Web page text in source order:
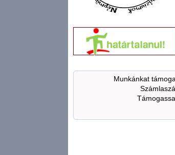
Munkánkat